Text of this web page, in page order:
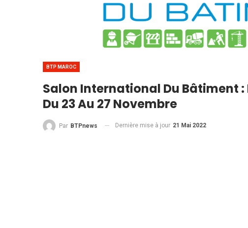
BTP MAROC
Salon International Du Bâtiment :
Du 23 Au 27 Novembre
Par BTPnews Dernière mise à jour 21 Mai 2022